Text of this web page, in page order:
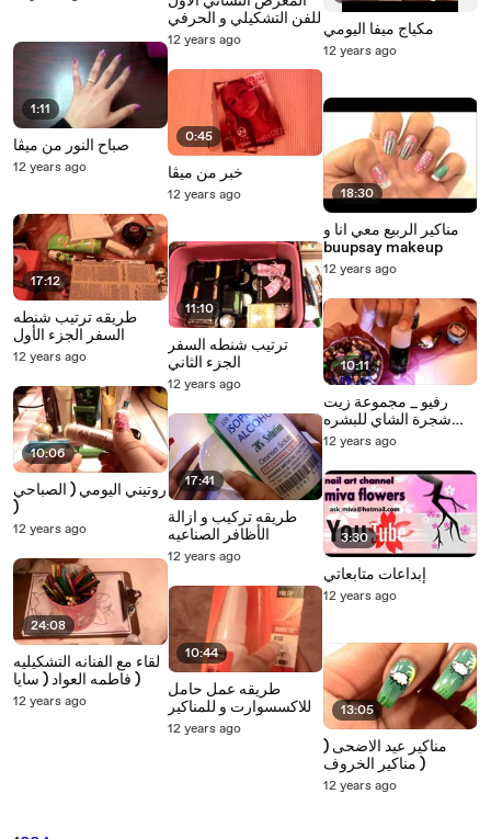
1:11
صباح النور من ميڤا
12 years ago
17:12
طريقه ترتيب شنطه
السفر الجزء الأول
12 years ago
10:06
روتيني اليومي ( الصباحي
)
12 years ago
24:08
لقاء مع الفنانه التشكيليه
فاطمه العواد ( سايا )
12 years ago
للفن التشكيلي و الحرفي
12 years ago
0:45
خبر من ميڤا
12 years ago
11:10
ترتيب شنطه السفر
الجزء الثاني
12 years ago
17:41
طريقه تركيب و ازالة
الأظافر الصناعيه
12 years ago
10:44
طريقه عمل حامل
للاكسسوارت و للمناكير
12 years ago
مكياج ميفا اليومي
12 years ago
18:30
مناكير الربيع معي انا و
buupsay makeup
12 years ago
10:11
رفيو _ مجموعة زيت
شجرة الشاي للبشره
الدهنيه من بودي شوب
12 years ago
3:30
إبداعات متابعاتي
12 years ago
13:05
مناكير عيد الاضحى (
مناكير الخروف )
12 years ago